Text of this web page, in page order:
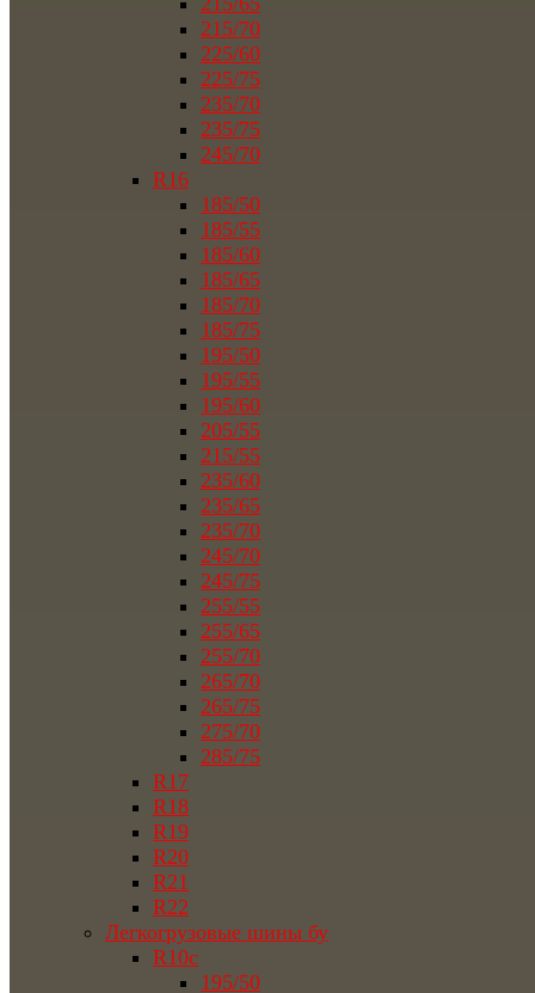
215/70
225/60
225/75
235/70
235/75
245/70
R16
185/50
185/55
185/60
185/65
185/70
185/75
195/50
195/55
195/60
205/55
215/55
235/60
235/65
235/70
245/70
245/75
255/55
255/65
255/70
265/70
265/75
275/70
285/75
R17
R18
R19
R20
R21
R22
Легкогрузовые шины бу
R10c
195/50